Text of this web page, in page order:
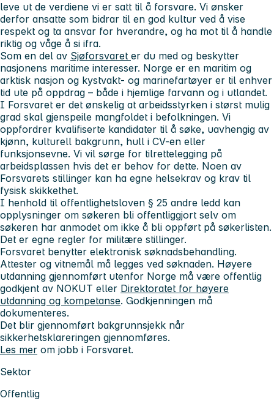
leve ut de verdiene vi er satt til å forsvare. Vi ønsker
derfor ansatte som bidrar til en god kultur ved å vise
respekt og ta ansvar for hverandre, og ha mot til å handle
riktig og våge å si ifra.
Som en del av Sjøforsvaret er du med og beskytter
nasjonens maritime interesser. Norge er en maritim og
arktisk nasjon og kystvakt- og marinefartøyer er til enhver
tid ute på oppdrag – både i hjemlige farvann og i utlandet.
I Forsvaret er det ønskelig at arbeidsstyrken i størst mulig
grad skal gjenspeile mangfoldet i befolkningen. Vi
oppfordrer kvalifiserte kandidater til å søke, uavhengig av
kjønn, kulturell bakgrunn, hull i CV-en eller
funksjonsevne. Vi vil sørge for tilrettelegging på
arbeidsplassen hvis det er behov for dette. Noen av
Forsvarets stillinger kan ha egne helsekrav og krav til
fysisk skikkethet.
I henhold til offentlighetsloven § 25 andre ledd kan
opplysninger om søkeren bli offentliggjort selv om
søkeren har anmodet om ikke å bli oppført på søkerlisten.
Det er egne regler for militære stillinger.
Forsvaret benytter elektronisk søknadsbehandling.
Attester og vitnemål må legges ved søknaden. Høyere
utdanning gjennomført utenfor Norge må være offentlig
godkjent av NOKUT eller Direktoratet for høyere
utdanning og kompetanse. Godkjenningen må
dokumenteres.
Det blir gjennomført bakgrunnsjekk når
sikkerhetsklareringen gjennomføres.
Les mer om jobb i Forsvaret.
Sektor
Offentlig